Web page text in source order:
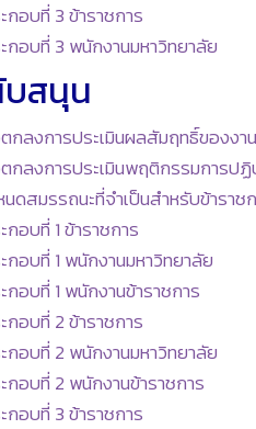
กอบที่ 3 ข้าราชการ
กอบที่ 3 พนักงานมหาวิทยาลัย
สนุน
กลงการประเมินผลสัมฤทธิ์ของงา
กลงการประเมินพฤติกรรมการป
นดสมรรถนะที่จำเป็นสำหรับข้ารา
อบที่ 1 ข้าราชการ
กอบที่ 1 พนักงานมหาวิทยาลัย
กอบที่ 1 พนักงานข้าราชการ
กอบที่ 2 ข้าราชการ
กอบที่ 2 พนักงานมหาวิทยาลัย
กอบที่ 2 พนักงานข้าราชการ
กอบที่ 3 ข้าราชการ